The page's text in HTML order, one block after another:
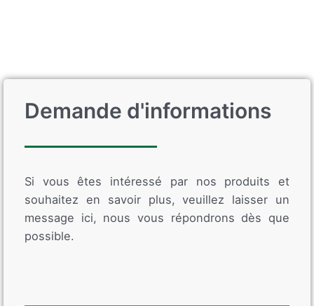
Demande d'informations
Si vous êtes intéressé par nos produits et
souhaitez en savoir plus, veuillez laisser un
message ici, nous vous répondrons dès que
possible.